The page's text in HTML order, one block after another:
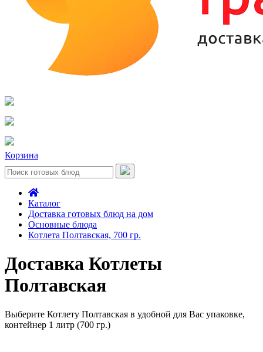
Корзина
Каталог
Доставка готовых блюд на дом
Основные блюда
Котлета Полтавская, 700 гр.
Доставка Котлеты
Полтавская
Выберите Котлету Полтавская в удобной для Вас упаковке,
контейнер 1 литр (700 гр.)